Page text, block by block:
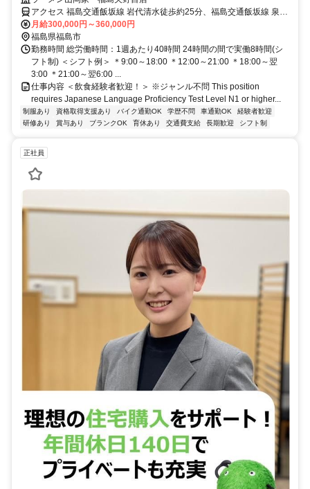
アクセス 福島交通飯坂線 岩代清水徒歩約25分、福島交通飯坂線 泉
（福島交通）徒歩約25分、福島交通飯坂線 上松川徒歩約26分 岩代清
水駅・泉駅より車で5分
月給300,000円～360,000円
福島県福島市
勤務時間 総労働時間：1週あたり40時間 24時間の間で実働8時間(シ
フト制) ＜シフト例＞ ＊9:00～18:00 ＊12:00～21:00 ＊18:00～翌
3:00 ＊21:00～翌6:00 ...
仕事内容 ＜飲食経験者歓迎！＞ ※ジャンル不問 This position
requires Japanese Language Proficiency Test Level N1 or higher...
制服あり 資格取得支援あり バイク通勤OK 学歴不問 車通勤OK
経験者歓迎
研修あり
賞与あり ブランクOK 育休あり 交通費支給 長期歓迎 シフト制
正社員